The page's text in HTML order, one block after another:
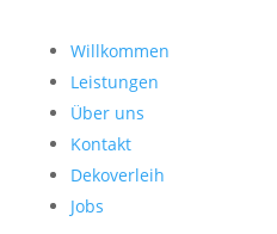
Willkommen
Leistungen
Über uns
Kontakt
Dekoverleih
Jobs